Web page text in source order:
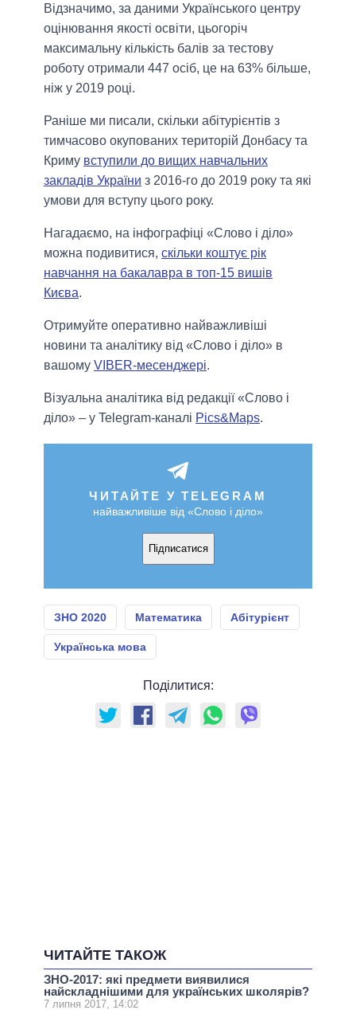
Відзначимо, за даними Українського центру
оцінювання якості освіти, цьогоріч
максимальну кількість балів за тестову
роботу отримали 447 осіб, це на 63% більше,
ніж у 2019 році.
Раніше ми писали, скільки абітурієнтів з
тимчасово окупованих територій Донбасу та
Криму вступили до вищих навчальних
закладів України з 2016-го до 2019 року та які
умови для вступу цього року.
Нагадаємо, на інфографіці «Слово і діло»
можна подивитися, скільки коштує рік
навчання на бакалавра в топ-15 вишів
Києва.
Отримуйте оперативно найважливіші
новини та аналітику від «Слово і діло» в
вашому VIBER-месенджері.
Візуальна аналітика від редакції «Слово і
діло» – у Telegram-каналі Pics&Maps.
ЧИТАЙТЕ У TELEGRAM
найважливіше від «Слово і діло»
Підписатися
ЗНО 2020 Математика Абітурієнт
Українська мова
Поділитися:
ЧИТАЙТЕ ТАКОЖ
ЗНО-2017: які предмети виявилися
найскладнішими для українських школярів?
7 липня 2017, 14:02